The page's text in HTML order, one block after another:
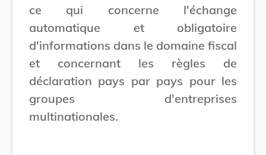
ce qui concerne l'échange
automatique et obligatoire
d'informations dans le domaine fiscal
et concernant les règles de
déclaration pays par pays pour les
groupes d'entreprises
multinationales.